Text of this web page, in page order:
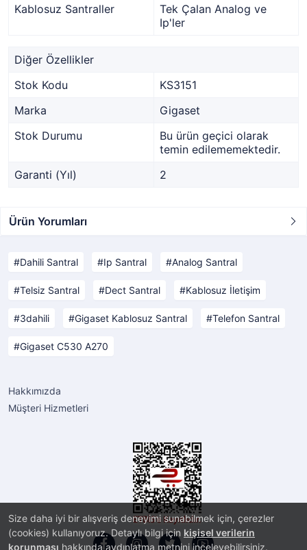
Size daha iyi bir alışveriş deneyimi sunabilmek için, çerezler
(cookies) kullanıyoruz. Detaylı bilgi için kişisel verilerin
korunması hakkında aydınlatma metnini inceleyebilirsiniz.
Kablosuz Santraller
Tek Çalan Analog ve
Ip'ler
Diğer Özellikler
Stok Kodu
KS3151
Marka
Gigaset
Stok Durumu
Bu ürün geçici olarak
temin edilememektedir.
Garanti (Yıl)
2
Ürün Yorumları
Dahili Santral Ip Santral Analog Santral
Telsiz Santral Dect Santral Kablosuz İletişim
3dahili Gigaset Kablosuz Santral Telefon Santral
Gigaset C530 A270
Hakkımızda
Müşteri Hizmetleri